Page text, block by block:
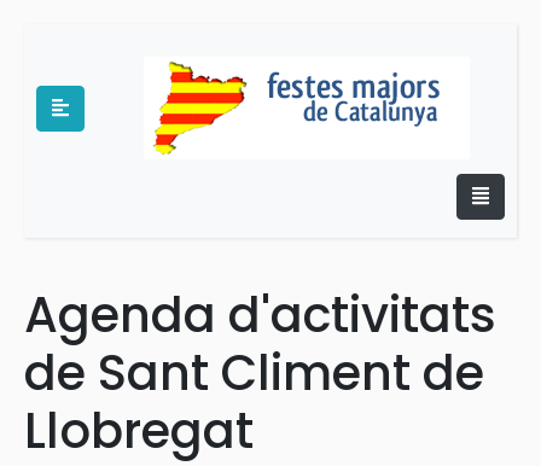
Agenda d'activitats
de Sant Climent de
Llobregat